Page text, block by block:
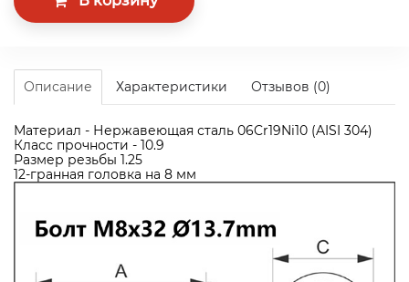
Описание Характеристики Отзывов (0)
Материал - Нержавеющая сталь 06Cr19Ni10 (AISI 304)
Класс прочности - 10.9
Размер резьбы 1.25
12-гранная головка на 8 мм